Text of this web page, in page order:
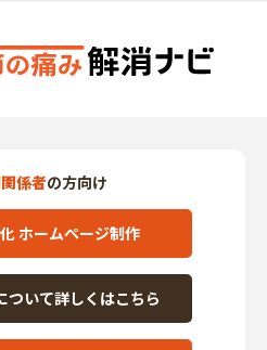
係者の方向け
ホームページ制作
ついて詳しくはこちら